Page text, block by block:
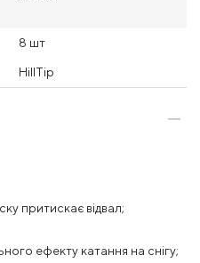
8 шт
HillTip
притискає відвал;
ефекту катання на снігу;